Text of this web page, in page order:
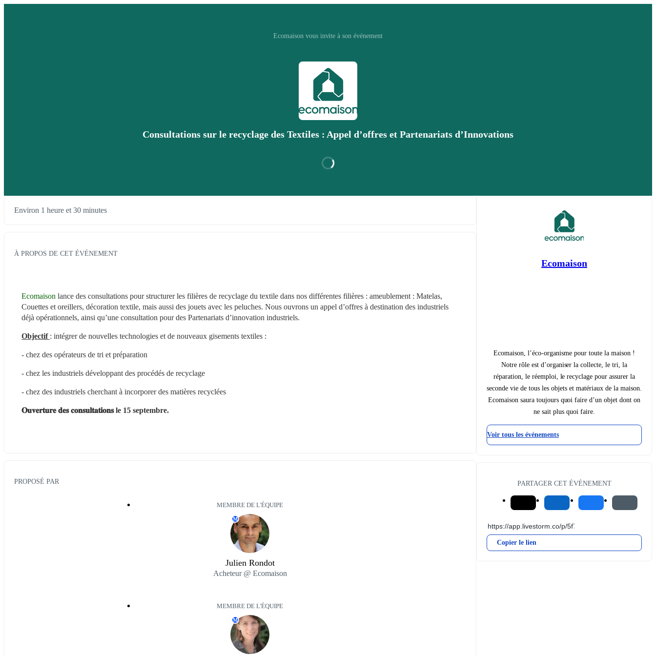
Ecomaison vous invite à son événement
Consultations sur le recyclage des Textiles : Appel d’offres et Partenariats d’Innovations
Environ 1 heure et 30 minutes
À PROPOS DE CET ÉVÉNEMENT
Ecomaison lance des consultations pour structurer les filières de recyclage du textile dans nos différentes filières : ameublement : Matelas,
Couettes et oreillers, décoration textile, mais aussi des jouets avec les peluches. Nous ouvrons un appel d’offres à destination des industriels
déjà opérationnels, ainsi qu’une consultation pour des Partenariats d’innovation industriels.
Objectif : intégrer de nouvelles technologies et de nouveaux gisements textiles :
- chez des opérateurs de tri et préparation
- chez les industriels développant des procédés de recyclage
- chez des industriels cherchant à incorporer des matières recyclées
𝐎𝐮𝐯𝐞𝐫𝐭𝐮𝐫𝐞 𝐝𝐞𝐬 𝐜𝐨𝐧𝐬𝐮𝐥𝐭𝐚𝐭𝐢𝐨𝐧𝐬 le 15 septembre.
PROPOSÉ PAR
MEMBRE DE L'ÉQUIPE
M
Julien Rondot
Acheteur @ Ecomaison
MEMBRE DE L'ÉQUIPE
M
Ecomaison
Ecomaison, l’éco-organisme pour toute la maison !
Notre rôle est d’organiser la collecte, le tri, la
réparation, le réemploi, le recyclage pour assurer la
seconde vie de tous les objets et matériaux de la maison.
Ecomaison saura toujours quoi faire d’un objet dont on
ne sait plus quoi faire.
Voir tous les événements
PARTAGER CET ÉVÉNEMENT
Copier le lien